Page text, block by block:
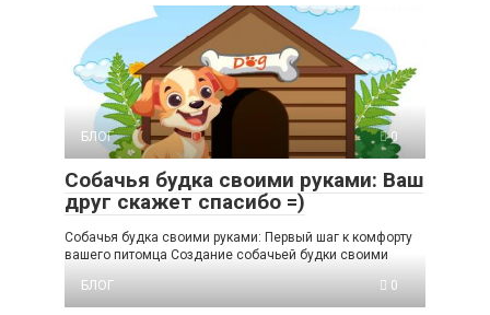
БЛОГ 0
Собачья будка своими руками: Ваш
друг скажет спасибо =)
Собачья будка своими руками: Первый шаг к комфорту
вашего питомца Создание собачьей будки своими
БЛОГ
0